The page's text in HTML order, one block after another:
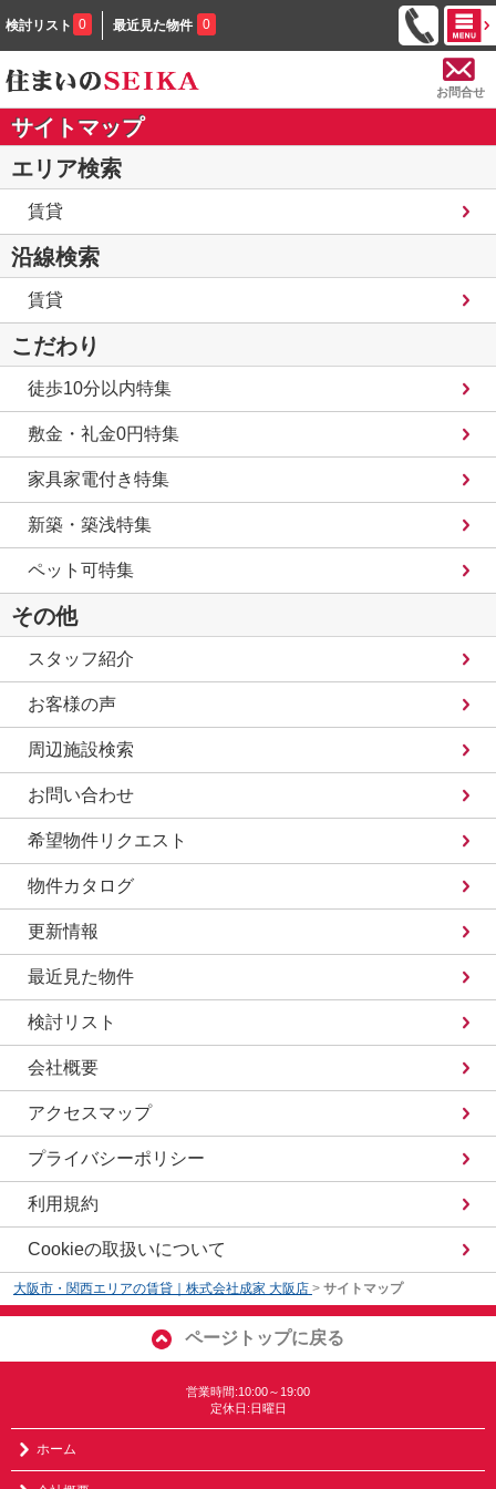
検討リスト 0 最近見た物件 0
お問合せ
サイトマップ
エリア検索
賃貸
沿線検索
賃貸
こだわり
徒歩10分以内特集
敷金・礼金0円特集
家具家電付き特集
新築・築浅特集
ペット可特集
その他
スタッフ紹介
お客様の声
周辺施設検索
お問い合わせ
希望物件リクエスト
物件カタログ
更新情報
最近見た物件
検討リスト
会社概要
アクセスマップ
プライバシーポリシー
利用規約
Cookieの取扱いについて
大阪市・関西エリアの賃貸｜株式会社成家 大阪店 > サイトマップ
ページトップに戻る
営業時間:10:00～19:00
定休日:日曜日
ホーム